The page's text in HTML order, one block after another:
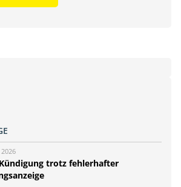
trotz fehlerhafter